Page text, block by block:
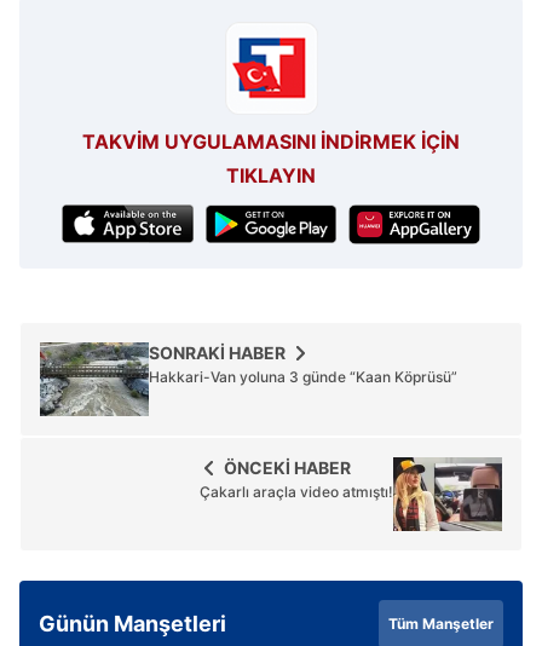
TAKVİM UYGULAMASINI İNDİRMEK İÇİN
TIKLAYIN
SONRAKİ HABER
Hakkari-Van yoluna 3 günde “Kaan Köprüsü”
ÖNCEKİ HABER
Çakarlı araçla video atmıştı!
Günün Manşetleri Tüm Manşetler